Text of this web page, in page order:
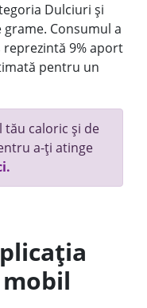
Dulciuri și
Consumul a
9% aport
pentru un
tău caloric și de
a-ți atinge